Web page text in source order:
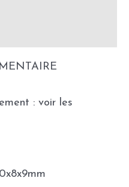
: voir les